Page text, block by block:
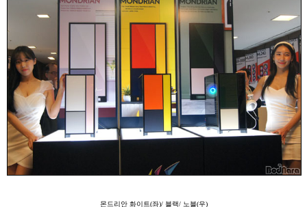
몬드리안 화이트(좌)/ 블랙/ 노블(우)